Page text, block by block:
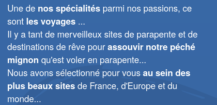
Une de nos spécialités parmi nos passions, ce
sont les voyages ...
Il y a tant de merveilleux sites de parapente et de
destinations de rêve pourassouvir notre péché
mignon qu'est voler en parapente...
Nous avons sélectionné pour vousau sein des
plus beaux sitesde France, d'Europe et du
monde...